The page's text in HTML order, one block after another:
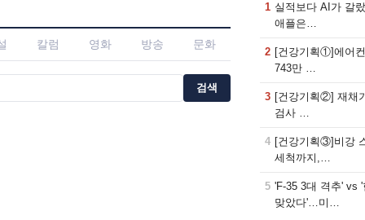
칼럼 영화 방송 문화
검색
1 실적보다 AI가 갈
애플은…
2 [건강기획①]에어
743만 …
3 [건강기획②] 재채
검사 …
4 [건강기획③]비강
세척까지,…
5 'F-35 3대 격추' vs
맞았다'…미…